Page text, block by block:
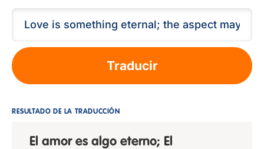
Traducir
RESULTADO DE LA TRADUCCIÓN
El amor es algo eterno; El